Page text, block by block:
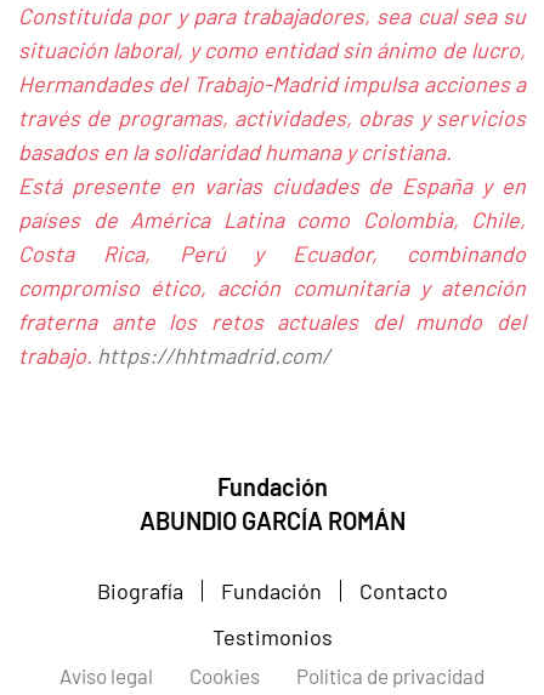
Constituida por y para trabajadores, sea cual sea su
situación laboral, y como entidad sin ánimo de lucro,
Hermandades del Trabajo-Madrid impulsa acciones a
través de programas, actividades, obras y servicios
basados en la solidaridad humana y cristiana.
Está presente en varias ciudades de España y en
países de América Latina como Colombia, Chile,
Costa Rica, Perú y Ecuador, combinando
compromiso ético, acción comunitaria y atención
fraterna ante los retos actuales del mundo del
trabajo. https://hhtmadrid.com/
Fundación
ABUNDIO GARCÍA ROMÁN
Biografía Fundación
Contacto
Testimonios
Aviso legal Cookies Política de privacidad